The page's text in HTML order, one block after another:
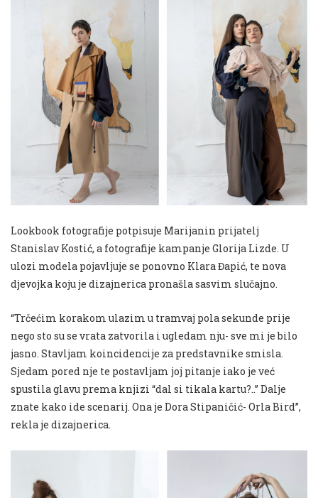
Lookbook fotografije potpisuje Marijanin prijatelj
Stanislav Kostić, a fotografije kampanje Glorija Lizde. U
ulozi modela pojavljuje se ponovno Klara Đapić, te nova
djevojka koju je dizajnerica pronašla sasvim slučajno.
“Trčećim korakom ulazim u tramvaj pola sekunde prije
nego sto su se vrata zatvorila i ugledam nju- sve mi je bilo
jasno. Stavljam koincidencije za predstavnike smisla.
Sjedam pored nje te postavljam joj pitanje iako je već
spustila glavu prema knjizi “dal si tikala kartu?..” Dalje
znate kako ide scenarij. Ona je Dora Stipaničić- Orla Bird”,
rekla je dizajnerica.